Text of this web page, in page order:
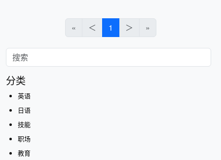
« ＜ 1 ＞ »
分类
英语
日语
技能
职场
教育